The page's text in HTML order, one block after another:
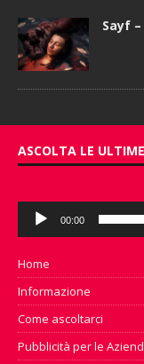
Sayf –
ASCOLTA LE
Audio
Player
00:00
Home
Informazione
Come ascoltarci
Pubblicità per le